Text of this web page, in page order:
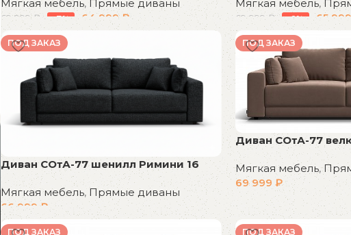
Мягкая мебель, Прямые диваны
69 999 ₽ -7% 64 999 ₽
В корзину
Мягкая мебель,
69 999 ₽ -6% 65
В корзину
ПОД ЗАКАЗ
Диван СОтА-77 шенилл Римини 16
Мягкая мебель, Прямые диваны
66 999 ₽
В корзину
ПОД ЗАКАЗ
Диван СОтА-77
Мягкая мебель,
69 999 ₽
В корзину
ПОД ЗАКАЗ ПОД ЗАКАЗ